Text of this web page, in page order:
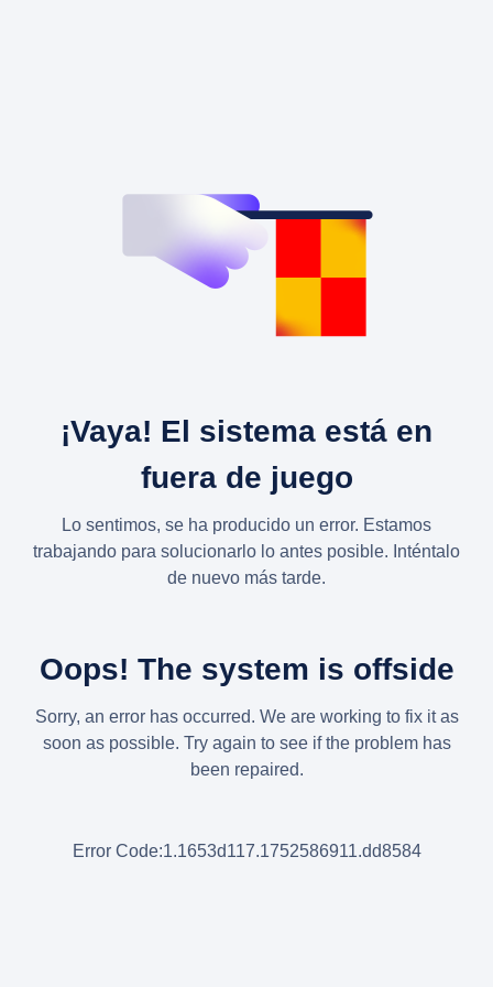
¡Vaya! El sistema está en
fuera de juego
Lo sentimos, se ha producido un error. Estamos
trabajando para solucionarlo lo antes posible. Inténtalo
de nuevo más tarde.
Oops! The system is offside
Sorry, an error has occurred. We are working to fix it as
soon as possible. Try again to see if the problem has
been repaired.
Error Code:1.1653d117.1752586911.dd8584